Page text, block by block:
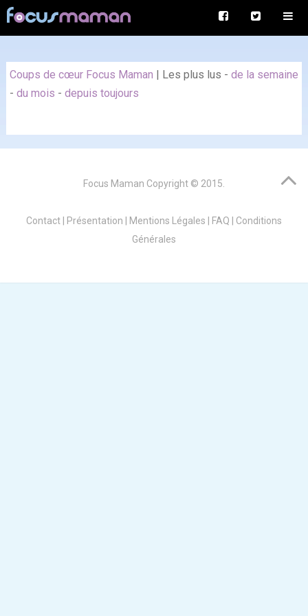
Coups de cœur Focus Maman | Les plus lus - de la semaine
- du mois - depuis toujours
Focus Maman Copyright © 2015.
Contact Présentation Mentions Légales FAQ
Conditions
Générales